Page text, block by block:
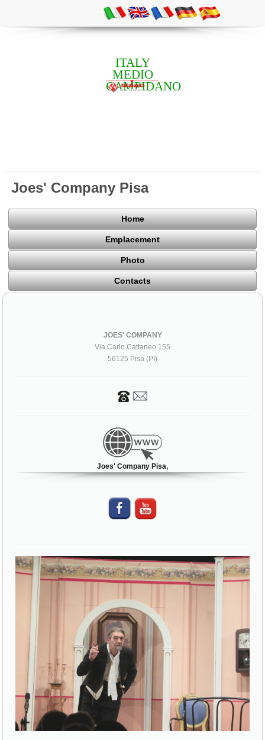
ITALY
MEDIO
CAMPIDANO
Joes' Company Pisa
Home
Emplacement
Photo
Contacts
JOES' COMPANY
Via Carlo Cattaneo 155
56125 Pisa (PI)
Joes' Company Pisa,